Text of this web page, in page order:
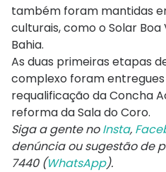
também foram mantidas
culturais, como o Solar Boa
Bahia.
As duas primeiras etapas
complexo foram entregues
requalificação da Concha
reforma da Sala do Coro.
Siga a gente noInsta,
denúncia ou sugestão de
7440 (WhatsApp).